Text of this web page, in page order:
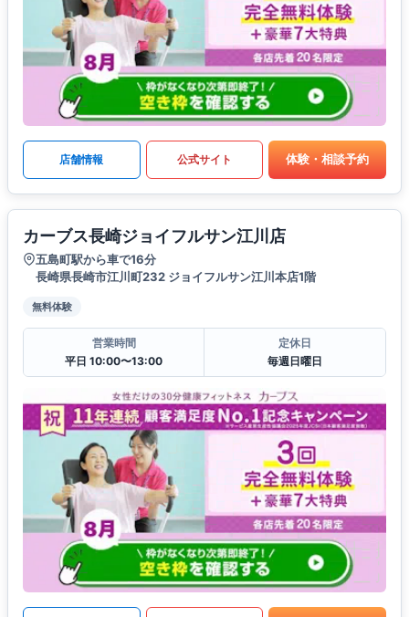
店舗情報 公式サイト 体験・相談予約
カーブス長崎ジョイフルサン江川店
五島町駅から車で16分
長崎県長崎市江川町232 ジョイフルサン江川本店1階
無料体験
営業時間
平日 10:00〜13:00
定休日
毎週日曜日